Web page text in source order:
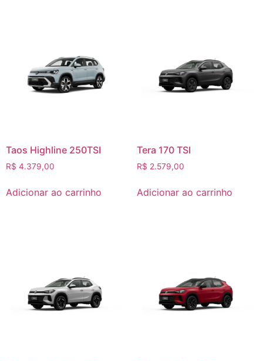
Taos Highline 250TSI
R$ 4.379,00
Adicionar ao carrinho
Tera 170 TSI
R$ 2.579,00
Adicionar ao carrinho